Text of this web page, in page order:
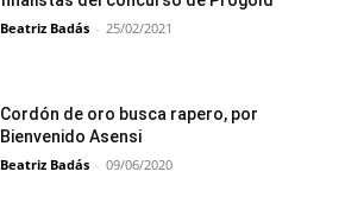
Beatriz Badás - 25/02/2021
Cordón de oro busca rapero, por
Bienvenido Asensi
Beatriz Badás - 09/06/2020